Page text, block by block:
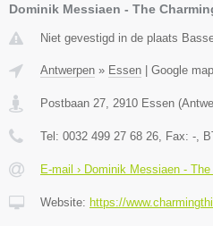
Dominik Messiaen - The
Niet gevestigd in de plaats
Antwerpen » Essen Google
Postbaan 27 2910 Essen (
Tel: 0032 499 27 68 26 , Fax: - ,
E-mail › Dominik Messiaen -
Website: https://